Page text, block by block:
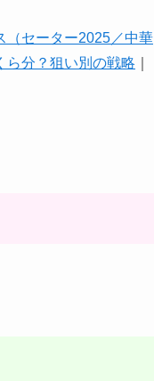
（セーター2025／中華
ら分？狙い別の戦略